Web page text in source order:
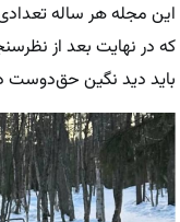
این مجله هر ساله
باید دید نگین حق‌دوست